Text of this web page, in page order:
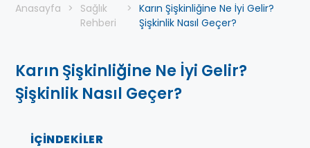
Anasayfa
Sağlık
Rehberi
Karın Şişkinliğine Ne İyi Gelir?
Şişkinlik Nasıl Geçer?
Karın Şişkinliğine Ne İyi Gelir?
Şişkinlik Nasıl Geçer?
İÇINDEKILER